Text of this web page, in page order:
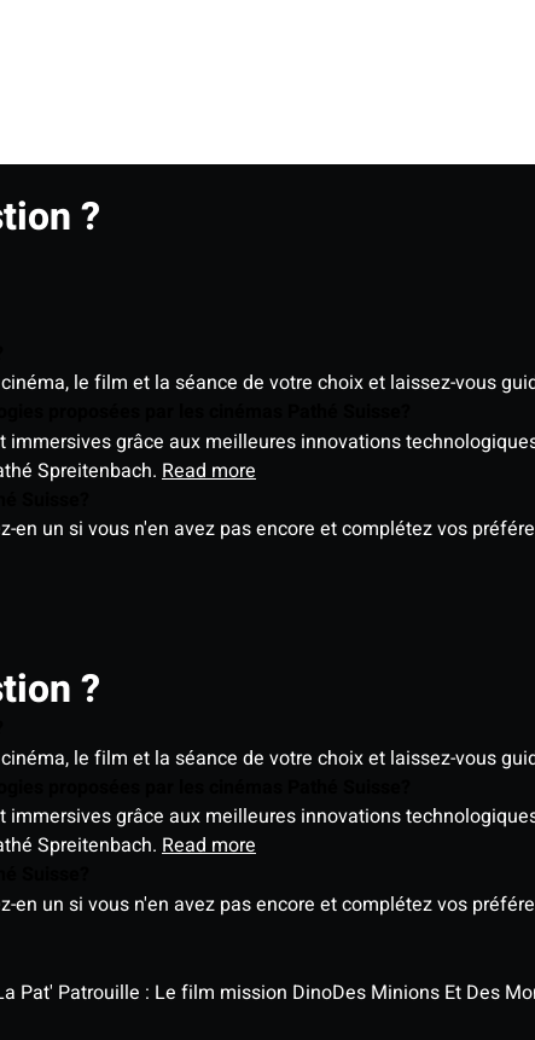
?
le film et la séance de votre choix et laissez-vous
grâce aux meilleures innovations
Spreitenbach. Read more
en un si vous n'en avez pas encore et complétez vos
?
le film et la séance de votre choix et laissez-vous
grâce aux meilleures innovations
Spreitenbach. Read more
en un si vous n'en avez pas encore et complétez vos
Pat' Patrouille : Le film mission DinoDes Minions Et Des